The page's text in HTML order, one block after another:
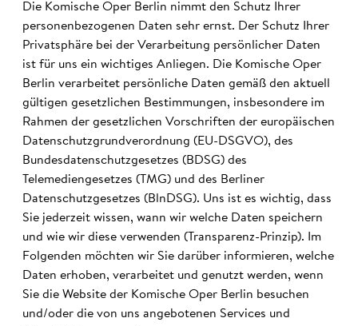
Die Komische Oper Berlin nimmt den Schutz Ihrer
personenbezogenen Daten sehr ernst. Der Schutz Ihrer
Privatsphäre bei der Verarbeitung persönlicher Daten
ist für uns ein wichtiges Anliegen. Die Komische Oper
Berlin verarbeitet persönliche Daten gemäß den aktuell
gültigen gesetzlichen Bestimmungen, insbesondere im
Rahmen der gesetzlichen Vorschriften der europäischen
Datenschutzgrundverordnung (EU-DSGVO), des
Bundesdatenschutzgesetzes (BDSG) des
Telemediengesetzes (TMG) und des Berliner
Datenschutzgesetzes (BlnDSG). Uns ist es wichtig, dass
Sie jederzeit wissen, wann wir welche Daten speichern
und wie wir diese verwenden (Transparenz-Prinzip). Im
Folgenden möchten wir Sie darüber informieren, welche
Daten erhoben, verarbeitet und genutzt werden, wenn
Sie die Website der Komische Oper Berlin besuchen
und/oder die von uns angebotenen Services und